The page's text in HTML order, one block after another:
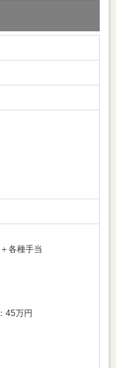
各種手当
45万円